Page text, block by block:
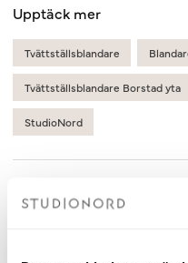
Upptäck mer
Tvättställsblandare
Tvättställsblandare Borstad yta
StudioNord